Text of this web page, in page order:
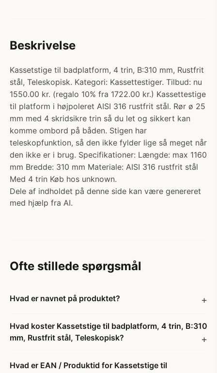
Beskrivelse
Kassetstige til badplatform, 4 trin, B:310 mm, Rustfrit
stål, Teleskopisk. Kategori: Kassettestiger. Tilbud: nu
1550.00 kr. (regalo 10% fra 1722.00 kr.) Kassettestige
til platform i højpoleret AISI 316 rustfrit stål. Rør ø 25
mm med 4 skridsikre trin så du let og sikkert kan
komme ombord på båden. Stigen har
teleskopfunktion, så den ikke fylder lige så meget når
den ikke er i brug. Specifikationer: Længde: max 1160
mm Bredde: 310 mm Materiale: AISI 316 rustfrit stål
Med 4 trin Køb hos unknown.
Dele af indholdet på denne side kan være genereret
med hjælp fra AI.
Ofte stillede spørgsmål
Hvad er navnet på produktet?
Hvad koster Kassetstige til badplatform, 4 trin, B:310
mm, Rustfrit stål, Teleskopisk?
Hvad er EAN / Produktid for Kassetstige til